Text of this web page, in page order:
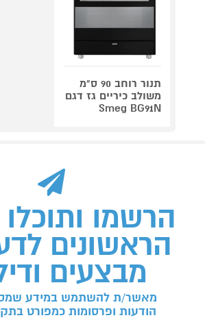
תנור רוחב 90 ס"מ
משולב כיריים גז דגם
Smeg BG91N
הרשמו
הראשונים
מבצעים
מאשר/ת להשתמש במידע
הודעות ופרסומות כמפורט